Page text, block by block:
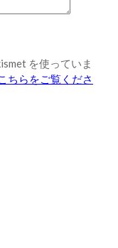
を使っていま
ちらをご覧くださ